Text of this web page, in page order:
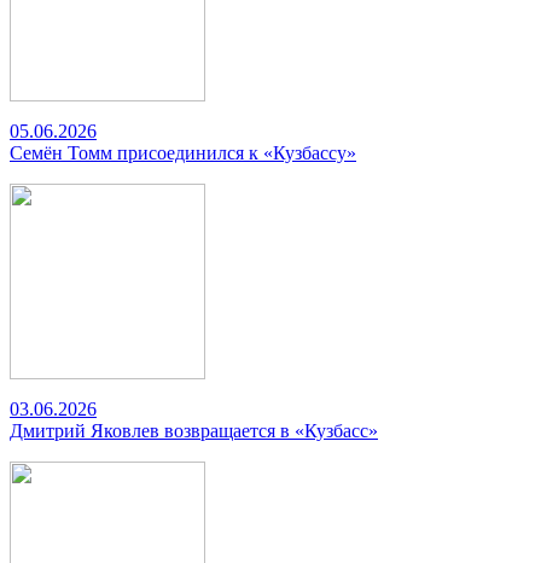
05.06.2026
Семён Томм присоединился к «Кузбассу»
03.06.2026
Дмитрий Яковлев возвращается в «Кузбасс»